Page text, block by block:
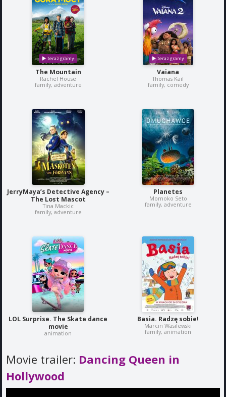
The Mountain
Rachel House
family, adventure
Vaiana
Thomas Kail
family, comedy
JerryMaya’s Detective Agency –
The Lost Mascot
Tina Mackic
family, adventure
Planetes
Momoko Seto
family, adventure
LOL Surprise. The Skate dance
movie
animation
Basia. Radzę sobie!
Marcin Wasilewski
family, animation
Movie trailer: Dancing Queen in
Hollywood